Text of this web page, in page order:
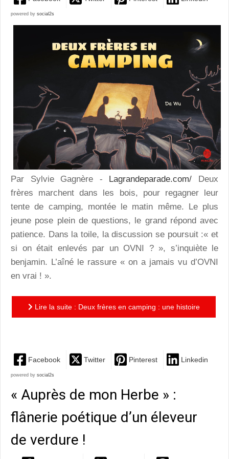
powered by social2s
Par Sylvie Gagnère - Lagrandeparade.com/ Deux
frères marchent dans les bois, pour regagner leur
tente de camping, montée le matin même. Le plus
jeune pose plein de questions, le grand répond avec
patience. Dans la toile, la discussion se poursuit :« et
si on était enlevés par un OVNI ? », s’inquiète le
benjamin. L’aîné le rassure « on a jamais vu d’OVNI
en vrai ! ».
Lire la suite : Deux frères en camping : une histoire
Facebook Twitter Pinterest Linkedin
powered by social2s
« Auprès de mon Herbe » :
flânerie poétique d’un éleveur
de verdure !